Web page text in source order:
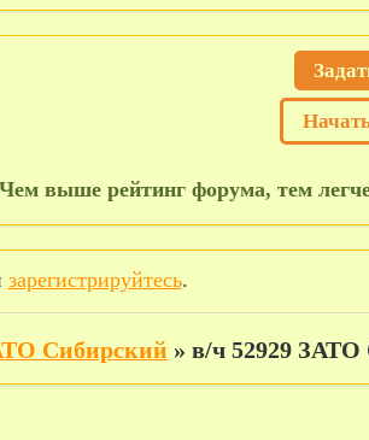
Чем выше рейтинг форума, тем
зарегистрируйтесь.
Сибирский » в/ч 52929 ЗАТО